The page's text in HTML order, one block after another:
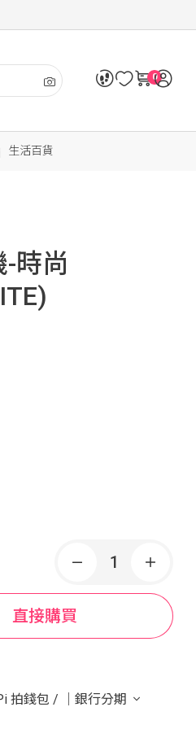
0
生活百貨
-時尚
直接購買
拍錢包 / ｜銀行分期